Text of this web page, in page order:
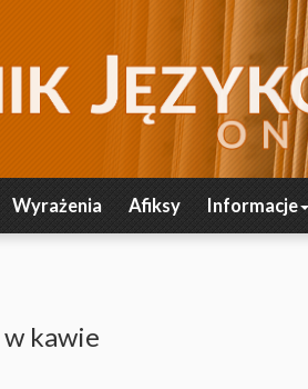
Wyrażenia Afiksy Informacje
kawie